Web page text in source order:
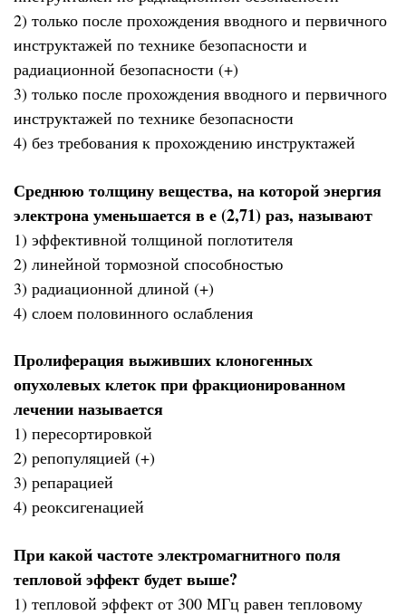
2) только после прохождения вводного и первичного
инструктажей по технике безопасности и
радиационной безопасности (+)
3) только после прохождения вводного и первичного
инструктажей по технике безопасности
4) без требования к прохождению инструктажей
Среднюю толщину вещества, на которой энергия
электрона уменьшается в е (2,71) раз, называют
1) эффективной толщиной поглотителя
2) линейной тормозной способностью
3) радиационной длиной (+)
4) слоем половинного ослабления
Пролиферация выживших клоногенных
опухолевых клеток при фракционированном
лечении называется
1) пересортировкой
2) репопуляцией (+)
3) репарацией
4) реоксигенацией
При какой частоте электромагнитного поля
тепловой эффект будет выше?
1) тепловой эффект от 300 МГц равен тепловому